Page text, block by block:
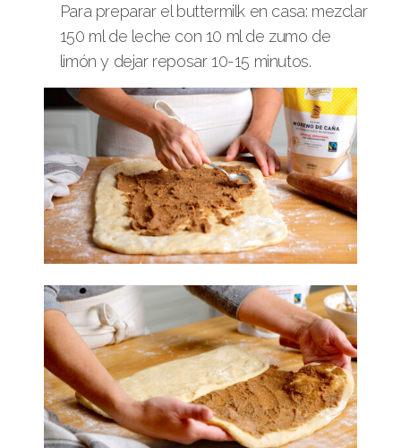
Para preparar el buttermilk en casa: mezclar
150 ml de leche con 10 ml de zumo de
limón y dejar reposar 10-15 minutos.